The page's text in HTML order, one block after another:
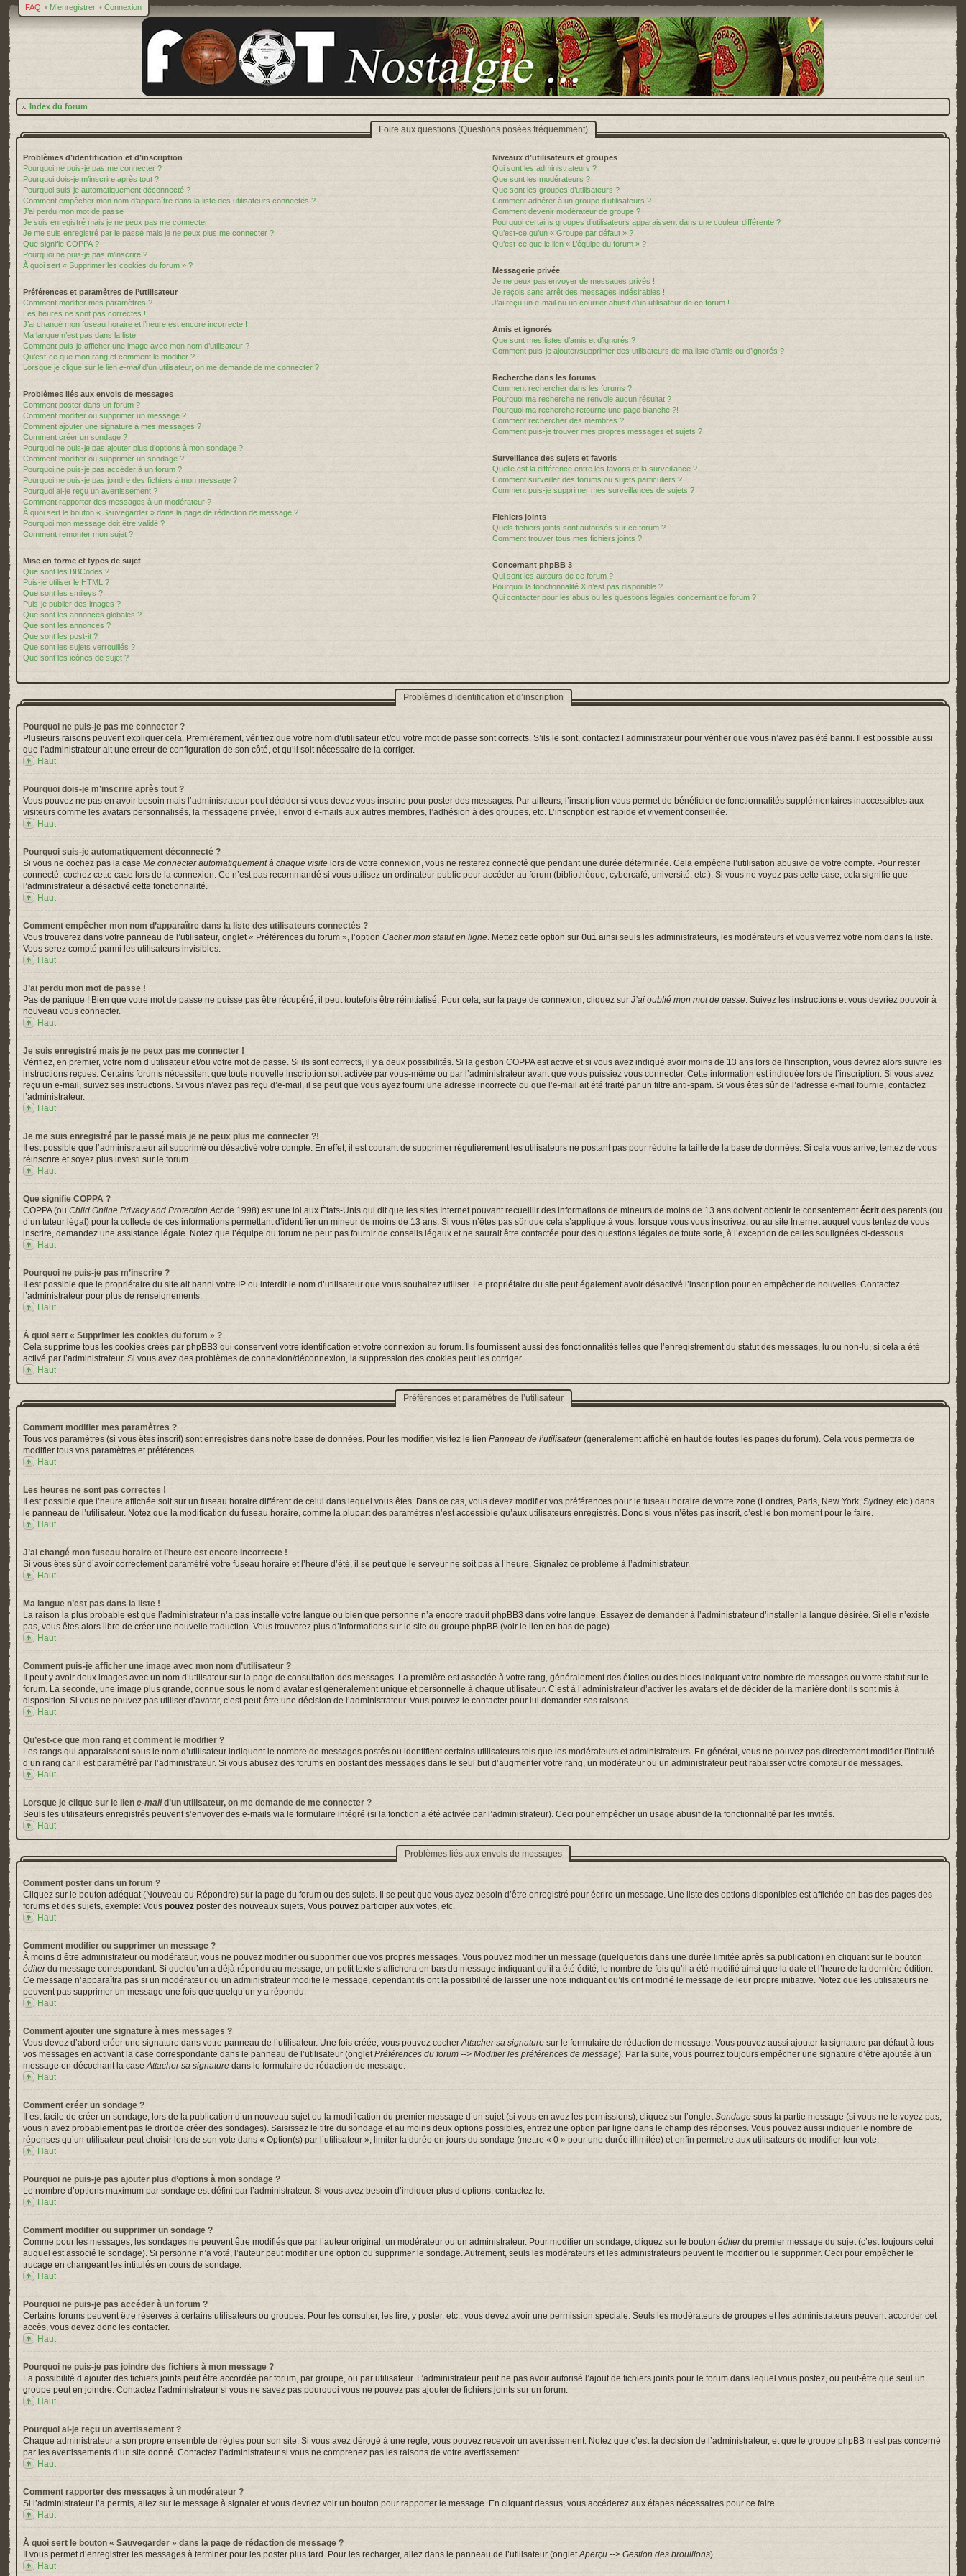
FAQ • M’enregistrer • Connexion
Index du forum
Foire aux questions (Questions posées fréquemment)
Problèmes d’identification et d’inscription
Pourquoi ne puis-je pas me connecter ?
Pourquoi dois-je m’inscrire après tout ?
Pourquoi suis-je automatiquement déconnecté ?
Comment empêcher mon nom d’apparaître dans la liste des utilisateurs connectés ?
J’ai perdu mon mot de passe !
Je suis enregistré mais je ne peux pas me connecter !
Je me suis enregistré par le passé mais je ne peux plus me connecter ?!
Que signifie COPPA ?
Pourquoi ne puis-je pas m’inscrire ?
À quoi sert « Supprimer les cookies du forum » ?
Préférences et paramètres de l’utilisateur
Comment modifier mes paramètres ?
Les heures ne sont pas correctes !
J’ai changé mon fuseau horaire et l’heure est encore incorrecte !
Ma langue n’est pas dans la liste !
Comment puis-je afficher une image avec mon nom d’utilisateur ?
Qu’est-ce que mon rang et comment le modifier ?
Lorsque je clique sur le lien e-maild’un utilisateur, on me demande de me connecter ?
Problèmes liés aux envois de messages
Comment poster dans un forum ?
Comment modifier ou supprimer un message ?
Comment ajouter une signature à mes messages ?
Comment créer un sondage ?
Pourquoi ne puis-je pas ajouter plus d’options à mon sondage ?
Comment modifier ou supprimer un sondage ?
Pourquoi ne puis-je pas accéder à un forum ?
Pourquoi ne puis-je pas joindre des fichiers à mon message ?
Pourquoi ai-je reçu un avertissement ?
Comment rapporter des messages à un modérateur ?
À quoi sert le bouton « Sauvegarder » dans la page de rédaction de message ?
Pourquoi mon message doit être validé ?
Comment remonter mon sujet ?
Mise en forme et types de sujet
Que sont les BBCodes ?
Puis-je utiliser le HTML ?
Que sont les smileys ?
Puis-je publier des images ?
Que sont les annonces globales ?
Que sont les annonces ?
Que sont les post-it ?
Que sont les sujets verrouillés ?
Que sont les icônes de sujet ?
Niveaux d’utilisateurs et groupes
Qui sont les administrateurs ?
Que sont les modérateurs ?
Que sont les groupes d’utilisateurs ?
Comment adhérer à un groupe d’utilisateurs ?
Comment devenir modérateur de groupe ?
Pourquoi certains groupes d’utilisateurs apparaissent dans une couleur différente ?
Qu’est-ce qu’un « Groupe par défaut » ?
Qu’est-ce que le lien « L’équipe du forum » ?
Messagerie privée
Je ne peux pas envoyer de messages privés !
Je reçois sans arrêt des messages indésirables !
J’ai reçu un e-mail ou un courrier abusif d’un utilisateur de ce forum !
Amis et ignorés
Que sont mes listes d’amis et d’ignorés ?
Comment puis-je ajouter/supprimer des utilisateurs de ma liste d’amis ou d’ignorés ?
Recherche dans les forums
Comment rechercher dans les forums ?
Pourquoi ma recherche ne renvoie aucun résultat ?
Pourquoi ma recherche retourne une page blanche ?!
Comment rechercher des membres ?
Comment puis-je trouver mes propres messages et sujets ?
Surveillance des sujets et favoris
Quelle est la différence entre les favoris et la surveillance ?
Comment surveiller des forums ou sujets particuliers ?
Comment puis-je supprimer mes surveillances de sujets ?
Fichiers joints
Quels fichiers joints sont autorisés sur ce forum ?
Comment trouver tous mes fichiers joints ?
Concernant phpBB 3
Qui sont les auteurs de ce forum ?
Pourquoi la fonctionnalité X n’est pas disponible ?
Qui contacter pour les abus ou les questions légales concernant ce forum ?
Problèmes d’identification et d’inscription
Pourquoi ne puis-je pas me connecter ?
Plusieurs raisons peuvent expliquer cela. Premièrement, vérifiez que votre nom d’utilisateur et/ou votre mot de passe sont corrects. S’ils le sont, contactez l’administrateur pour vérifier que vous n’avez pas été banni. Il est possible aussi
que l’administrateur ait une erreur de configuration de son côté, et qu’il soit nécessaire de la corriger.
Haut
Pourquoi dois-je m’inscrire après tout ?
Vous pouvez ne pas en avoir besoin mais l’administrateur peut décider si vous devez vous inscrire pour poster des messages. Par ailleurs, l’inscription vous permet de bénéficier de fonctionnalités supplémentaires inaccessibles aux
visiteurs comme les avatars personnalisés, la messagerie privée, l’envoi d’e-mails aux autres membres, l’adhésion à des groupes, etc. L’inscription est rapide et vivement conseillée.
Haut
Pourquoi suis-je automatiquement déconnecté ?
Si vous ne cochez pas la case Me connecter automatiquement à chaque visite lors de votre connexion, vous ne resterez connecté que pendant une durée déterminée. Cela empêche l’utilisation abusive de votre compte. Pour rester
connecté, cochez cette case lors de la connexion. Ce n’est pas recommandé si vous utilisez un ordinateur public pour accéder au forum (bibliothèque, cybercafé, université, etc.). Si vous ne voyez pas cette case, cela signifie que
l’administrateur a désactivé cette fonctionnalité.
Haut
Comment empêcher mon nom d’apparaître dans la liste des utilisateurs connectés ?
Vous trouverez dans votre panneau de l’utilisateur, onglet « Préférences du forum », l’option Cacher mon statut en ligne. Mettez cette option sur Oui ainsi seuls les administrateurs, les modérateurs et vous verrez votre nom dans la liste.
Vous serez compté parmi les utilisateurs invisibles.
Haut
J’ai perdu mon mot de passe !
Pas de panique ! Bien que votre mot de passe ne puisse pas être récupéré, il peut toutefois être réinitialisé. Pour cela, sur la page de connexion, cliquez sur J’ai oublié mon mot de passe. Suivez les instructions et vous devriez pouvoir à
nouveau vous connecter.
Haut
Je suis enregistré mais je ne peux pas me connecter !
Vérifiez, en premier, votre nom d’utilisateur et/ou votre mot de passe. Si ils sont corrects, il y a deux possibilités. Si la gestion COPPA est active et si vous avez indiqué avoir moins de 13 ans lors de l’inscription, vous devrez alors suivre les
instructions reçues. Certains forums nécessitent que toute nouvelle inscription soit activée par vous-même ou par l’administrateur avant que vous puissiez vous connecter. Cette information est indiquée lors de l’inscription. Si vous avez
reçu un e-mail, suivez ses instructions. Si vous n’avez pas reçu d’e-mail, il se peut que vous ayez fourni une adresse incorrecte ou que l’e-mail ait été traité par un filtre anti-spam. Si vous êtes sûr de l’adresse e-mail fournie, contactez
l’administrateur.
Haut
Je me suis enregistré par le passé mais je ne peux plus me connecter ?!
Il est possible que l’administrateur ait supprimé ou désactivé votre compte. En effet, il est courant de supprimer régulièrement les utilisateurs ne postant pas pour réduire la taille de la base de données. Si cela vous arrive, tentez de vous
réinscrire et soyez plus investi sur le forum.
Haut
Que signifie COPPA ?
COPPA (ou Child Online Privacy and Protection Actde 1998) est une loi aux États-Unis qui dit que les sites Internet pouvant recueillir des informations de mineurs de moins de 13 ans doivent obtenir le consentementécrit des parents (ou
d’un tuteur légal) pour la collecte de ces informations permettant d’identifier un mineur de moins de 13 ans. Si vous n’êtes pas sûr que cela s’applique à vous, lorsque vous vous inscrivez, ou au site Internet auquel vous tentez de vous
inscrire, demandez une assistance légale. Notez que l’équipe du forum ne peut pas fournir de conseils légaux et ne saurait être contactée pour des questions légales de toute sorte, à l’exception de celles soulignées ci-dessous.
Haut
Pourquoi ne puis-je pas m’inscrire ?
Il est possible que le propriétaire du site ait banni votre IP ou interdit le nom d’utilisateur que vous souhaitez utiliser. Le propriétaire du site peut également avoir désactivé l’inscription pour en empêcher de nouvelles. Contactez
l’administrateur pour plus de renseignements.
Haut
À quoi sert « Supprimer les cookies du forum » ?
Cela supprime tous les cookies créés par phpBB3 qui conservent votre identification et votre connexion au forum. Ils fournissent aussi des fonctionnalités telles que l’enregistrement du statut des messages, lu ou non-lu, si cela a été
activé par l’administrateur. Si vous avez des problèmes de connexion/déconnexion, la suppression des cookies peut les corriger.
Haut
Préférences et paramètres de l’utilisateur
Comment modifier mes paramètres ?
Tous vos paramètres (si vous êtes inscrit) sont enregistrés dans notre base de données. Pour les modifier, visitez le lien Panneau de l’utilisateur(généralement affiché en haut de toutes les pages du forum). Cela vous permettra de
modifier tous vos paramètres et préférences.
Haut
Les heures ne sont pas correctes !
Il est possible que l’heure affichée soit sur un fuseau horaire différent de celui dans lequel vous êtes. Dans ce cas, vous devez modifier vos préférences pour le fuseau horaire de votre zone (Londres, Paris, New York, Sydney, etc.) dans
le panneau de l’utilisateur. Notez que la modification du fuseau horaire, comme la plupart des paramètres n’est accessible qu’aux utilisateurs enregistrés. Donc si vous n’êtes pas inscrit, c’est le bon moment pour le faire.
Haut
J’ai changé mon fuseau horaire et l’heure est encore incorrecte !
Si vous êtes sûr d’avoir correctement paramétré votre fuseau horaire et l’heure d’été, il se peut que le serveur ne soit pas à l’heure. Signalez ce problème à l’administrateur.
Haut
Ma langue n’est pas dans la liste !
La raison la plus probable est que l’administrateur n’a pas installé votre langue ou bien que personne n’a encore traduit phpBB3 dans votre langue. Essayez de demander à l’administrateur d’installer la langue désirée. Si elle n’existe
pas, vous êtes alors libre de créer une nouvelle traduction. Vous trouverez plus d’informations sur le site du groupe phpBB (voir le lien en bas de page).
Haut
Comment puis-je afficher une image avec mon nom d’utilisateur ?
Il peut y avoir deux images avec un nom d’utilisateur sur la page de consultation des messages. La première est associée à votre rang, généralement des étoiles ou des blocs indiquant votre nombre de messages ou votre statut sur le
forum. La seconde, une image plus grande, connue sous le nom d’avatar est généralement unique et personnelle à chaque utilisateur. C’est à l’administrateur d’activer les avatars et de décider de la manière dont ils sont mis à
disposition. Si vous ne pouvez pas utiliser d’avatar, c’est peut-être une décision de l’administrateur. Vous pouvez le contacter pour lui demander ses raisons.
Haut
Qu’est-ce que mon rang et comment le modifier ?
Les rangs qui apparaissent sous le nom d’utilisateur indiquent le nombre de messages postés ou identifient certains utilisateurs tels que les modérateurs et administrateurs. En général, vous ne pouvez pas directement modifier l’intitulé
d’un rang car il est paramétré par l’administrateur. Si vous abusez des forums en postant des messages dans le seul but d’augmenter votre rang, un modérateur ou un administrateur peut rabaisser votre compteur de messages.
Haut
Lorsque je clique sur le lien e-maild’un utilisateur, on me demande de me connecter ?
Seuls les utilisateurs enregistrés peuvent s’envoyer des e-mails via le formulaire intégré (si la fonction a été activée par l’administrateur). Ceci pour empêcher un usage abusif de la fonctionnalité par les invités.
Haut
Problèmes liés aux envois de messages
Comment poster dans un forum ?
Cliquez sur le bouton adéquat (Nouveau ou Répondre) sur la page du forum ou des sujets. Il se peut que vous ayez besoin d’être enregistré pour écrire un message. Une liste des options disponibles est affichée en bas des pages des
forums et des sujets, exemple: Vous pouvez poster des nouveaux sujets, Vous pouvez participer aux votes, etc.
Haut
Comment modifier ou supprimer un message ?
À moins d’être administrateur ou modérateur, vous ne pouvez modifier ou supprimer que vos propres messages. Vous pouvez modifier un message (quelquefois dans une durée limitée après sa publication) en cliquant sur le bouton
éditerdu message correspondant. Si quelqu’un a déjà répondu au message, un petit texte s’affichera en bas du message indiquant qu’il a été édité, le nombre de fois qu’il a été modifié ainsi que la date et l’heure de la dernière édition.
Ce message n’apparaîtra pas si un modérateur ou un administrateur modifie le message, cependant ils ont la possibilité de laisser une note indiquant qu’ils ont modifié le message de leur propre initiative. Notez que les utilisateurs ne
peuvent pas supprimer un message une fois que quelqu’un y a répondu.
Haut
Comment ajouter une signature à mes messages ?
Vous devez d’abord créer une signature dans votre panneau de l’utilisateur. Une fois créée, vous pouvez cocherAttacher sa signature sur le formulaire de rédaction de message. Vous pouvez aussi ajouter la signature par défaut à tous
vos messages en activant la case correspondante dans le panneau de l’utilisateur (ongletPréférences du forum --> Modifier les préférences de message). Par la suite, vous pourrez toujours empêcher une signature d’être ajoutée à un
message en décochant la caseAttacher sa signature dans le formulaire de rédaction de message.
Haut
Comment créer un sondage ?
Il est facile de créer un sondage, lors de la publication d’un nouveau sujet ou la modification du premier message d’un sujet (si vous en avez les permissions), cliquez sur l’ongletSondage sous la partie message (si vous ne le voyez pas,
vous n’avez probablement pas le droit de créer des sondages). Saisissez le titre du sondage et au moins deux options possibles, entrez une option par ligne dans le champ des réponses. Vous pouvez aussi indiquer le nombre de
réponses qu’un utilisateur peut choisir lors de son vote dans « Option(s) par l’utilisateur », limiter la durée en jours du sondage (mettre « 0 » pour une durée illimitée) et enfin permettre aux utilisateurs de modifier leur vote.
Haut
Pourquoi ne puis-je pas ajouter plus d’options à mon sondage ?
Le nombre d’options maximum par sondage est défini par l’administrateur. Si vous avez besoin d’indiquer plus d’options, contactez-le.
Haut
Comment modifier ou supprimer un sondage ?
Comme pour les messages, les sondages ne peuvent être modifiés que par l’auteur original, un modérateur ou un administrateur. Pour modifier un sondage, cliquez sur le bouton éditerdu premier message du sujet (c’est toujours celui
auquel est associé le sondage). Si personne n’a voté, l’auteur peut modifier une option ou supprimer le sondage. Autrement, seuls les modérateurs et les administrateurs peuvent le modifier ou le supprimer. Ceci pour empêcher le
trucage en changeant les intitulés en cours de sondage.
Haut
Pourquoi ne puis-je pas accéder à un forum ?
Certains forums peuvent être réservés à certains utilisateurs ou groupes. Pour les consulter, les lire, y poster, etc., vous devez avoir une permission spéciale. Seuls les modérateurs de groupes et les administrateurs peuvent accorder cet
accès, vous devez donc les contacter.
Haut
Pourquoi ne puis-je pas joindre des fichiers à mon message ?
La possibilité d’ajouter des fichiers joints peut être accordée par forum, par groupe, ou par utilisateur. L’administrateur peut ne pas avoir autorisé l’ajout de fichiers joints pour le forum dans lequel vous postez, ou peut-être que seul un
groupe peut en joindre. Contactez l’administrateur si vous ne savez pas pourquoi vous ne pouvez pas ajouter de fichiers joints sur un forum.
Haut
Pourquoi ai-je reçu un avertissement ?
Chaque administrateur a son propre ensemble de règles pour son site. Si vous avez dérogé à une règle, vous pouvez recevoir un avertissement. Notez que c’est la décision de l’administrateur, et que le groupe phpBB n’est pas concerné
par les avertissements d’un site donné. Contactez l’administrateur si vous ne comprenez pas les raisons de votre avertissement.
Haut
Comment rapporter des messages à un modérateur ?
Si l’administrateur l’a permis, allez sur le message à signaler et vous devriez voir un bouton pour rapporter le message. En cliquant dessus, vous accéderez aux étapes nécessaires pour ce faire.
Haut
À quoi sert le bouton « Sauvegarder » dans la page de rédaction de message ?
Il vous permet d’enregistrer les messages à terminer pour les poster plus tard. Pour les recharger, allez dans le panneau de l’utilisateur (ongletAperçu --> Gestion des brouillons).
Haut